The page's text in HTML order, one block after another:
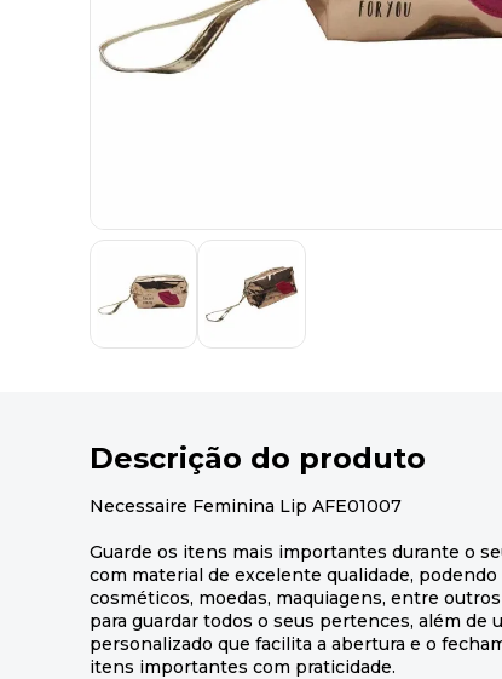
Descrição do produto
Necessaire Feminina Lip AFE01007
Guarde os itens mais importantes durante o
com material de excelente qualidade,
cosméticos, moedas, maquiagens, entre
para guardar todos o seus pertences, além de
personalizado que facilita a abertura e o
itens importantes com praticidade.